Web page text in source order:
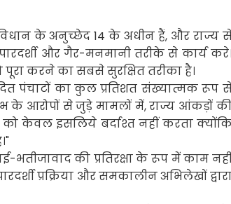
के अनुच्छेद14के अधीन हैं, और राज्य
और गैर-मनमानी तरीके से कार्य करे।
पूरा करने का सबसे सुरक्षित तरीका है।
पंचाटों का कुल प्रतिशत संख्यात्मक रूप
के आरोपों से जुड़े मामलों में,राज्य आंकड़ों
केवल इसलिये बर्दाश्त नहीं करता
भतीजावाद की प्रतिरक्षा के रूप में काम
प्रक्रिया और समकालीन अभिलेखों